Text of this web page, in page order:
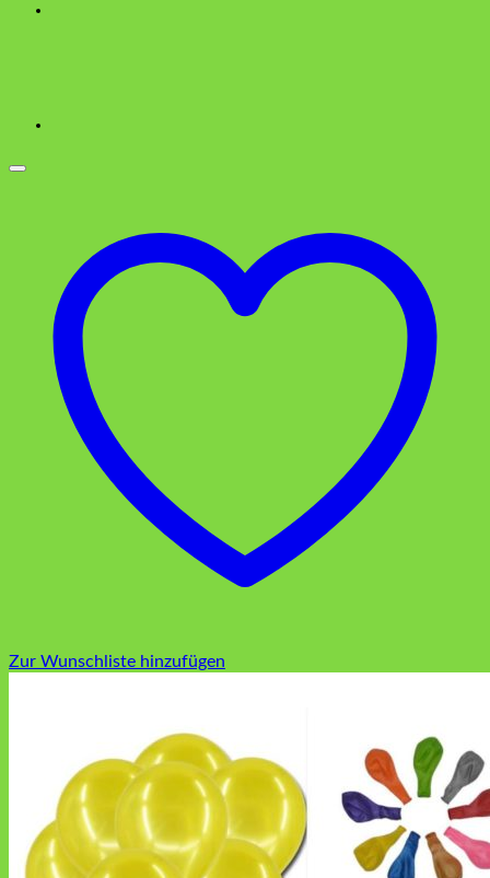
Zur Wunschliste hinzufügen